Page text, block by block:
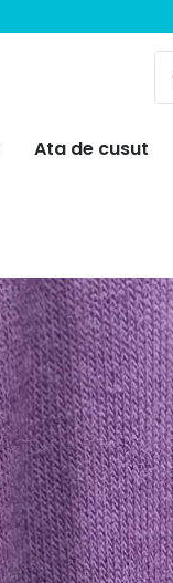
Ata de cusut